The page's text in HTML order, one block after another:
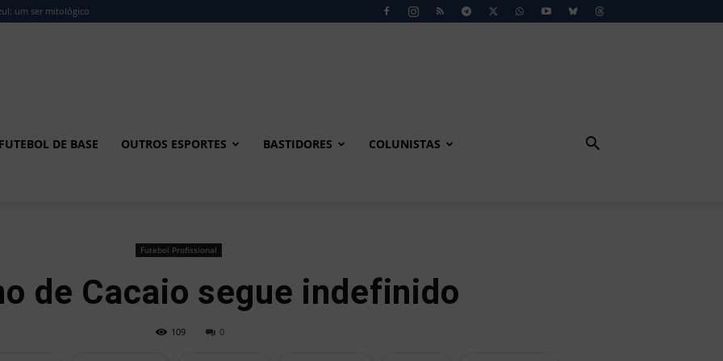
um ser mitológico
DE BASE OUTROS ESPORTES BASTIDORES COLUNISTAS
Futebol Profissional
de Cacaio segue indefinido
109 0